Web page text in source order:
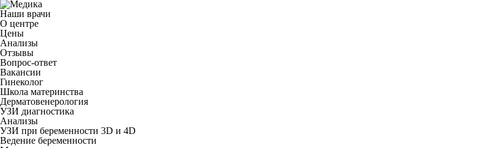
Наши врачи
О центре
Цены
Анализы
Отзывы
Вопрос-ответ
Вакансии
Гинеколог
Школа материнства
Дерматовенерология
УЗИ диагностика
Анализы
УЗИ при беременности 3D и 4D
Ведение беременности